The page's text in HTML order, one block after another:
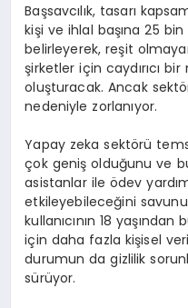
Başsavcılık, tasarı
kişi ve ihlal başına 25 bin
belirleyerek, reşit
şirketler için caydırıcı
oluşturacak. Ancak
nedeniyle zorlanıyor.
Yapay zeka sektörü
çok geniş olduğunu ve
asistanlar ile ödev
etkileyebileceğini
kullanıcının 18
için daha fazla kişisel
durumun da gizlilik
sürüyor.